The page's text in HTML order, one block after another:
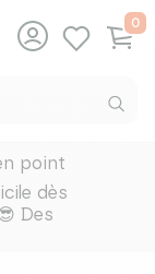
0
point
dès
Des